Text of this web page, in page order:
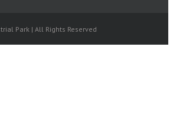
Park | All Rights Reserved